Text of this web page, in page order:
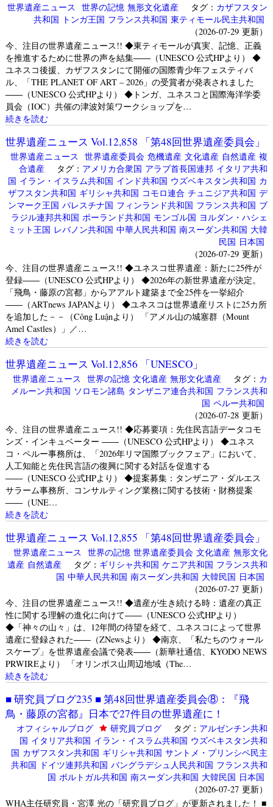
世界遺産ニュース 世界の記憶 無形文化遺産タグ： カザフスタン
共和国 トンガ王国 フランス共和国 東ティモール民主共和国
（2026-07-29 更新）
今、注目の世界遺産ニュース!! ◆東ティモールが真実、記憶、正義
を推進するために世界の声を結集――（UNESCO 公式HPより） ◆
ユネスコ後援、カザフスタンにて開催の国際青少年フェスティバ
ル、「THE PLANET OF ART – 2026」の受賞者が発表されました
――（UNESCO 公式HPより） ◆トンガ、ユネスコと国際海洋学委
員会（IOC）共催の津波対策ワークショップを…
続きを読む
世界遺産ニュース Vol.12,858 「第48回世界遺産委員会」
世界遺産ニュース 世界遺産委員会 危機遺産 文化遺産 自然遺産 複
合遺産タグ： アメリカ合衆国 アラブ首長国連邦 イタリア共和
国 イラン・イスラム共和国 インド共和国 ウズベキスタン共和国 カ
ザフスタン共和国 ギリシャ共和国 コモロ連合 チュニジア共和国 デ
ンマーク王国 パレスチナ国 フィンランド共和国 フランス共和国 ブ
ラジル連邦共和国 ポーランド共和国 モンゴル国 ヨルダン・ハシェ
ミット王国 レバノン共和国 中華人民共和国 南スーダン共和国 大韓
民国 日本国
（2026-07-29 更新）
今、注目の世界遺産ニュース!! ◆ユネスコ世界遺産：新たに25件が
登録――（UNESCO 公式HPより） ◆2026年の新世界遺産が決定。
「飛鳥・藤原の宮都」からアアルト建築まで全25件を一挙紹介
――（ARTnews JAPANより） ◆ユネスコは世界遺産リストに25カ所
を追加した－－（Công Luậnより） 「アメル山の城塞群（Mount
Amel Castles）」／…
続きを読む
世界遺産ニュース Vol.12,856 「UNESCO」
世界遺産ニュース 世界の記憶 文化遺産 無形文化遺産タグ： カ
メルーン共和国 ソロモン諸島 タンザニア連合共和国 フランス共和
国 ペルー共和国
（2026-07-28 更新）
今、注目の世界遺産ニュース!! ◆応募要項：先住民言語データコモ
ンズ・インキュベーター ――（UNESCO 公式HPより） ◆ユネス
コ・ペルー事務所は、「2026年リマ国際ブックフェア」において、
人工知能と先住民言語の復興に関する対話を促進する
――（UNESCO 公式HPより） ◆提案募集：タンザニア・ダルエス
サラーム事務所、コンサルティング業務に関する技術・財務提案
――（UNE…
続きを読む
世界遺産ニュース Vol.12,855 「第48回世界遺産委員会」
世界遺産ニュース 世界の記憶 世界遺産委員会 文化遺産 無形文化
遺産 自然遺産タグ： ギリシャ共和国 ケニア共和国 フランス共和
国 中華人民共和国 南スーダン共和国 大韓民国 日本国
（2026-07-27 更新）
今、注目の世界遺産ニュース!! ◆遺産が生き続ける時：遺産の真正
性に関する理解の進化に向けて――（UNESCO 公式HPより）
◆「神々の山々」は、12年間の待望を経て、ユネスコによって世界
遺産に登録された――（ZNewsより） ◆南京、「私たちのウォール
スケープ」を世界遺産会議で発表――（新華社通信、KYODO NEWS
PRWIREより） 「オリンポス山周辺地域（The…
続きを読む
■ 研究員ブログ235 ■ 第48回世界遺産委員会⑧：『飛
鳥・藤原の宮都』日本で27件目の世界遺産に！
オフィシャルブログ 研究員ブログタグ： アルゼンチン共和
国 イタリア共和国 イラン・イスラム共和国 ウズベキスタン共和
国 カザフスタン共和国 ギリシャ共和国 サントメ・プリンシペ民主
共和国 ドイツ連邦共和国 バングラデシュ人民共和国 フランス共和
国 ポルトガル共和国 南スーダン共和国 大韓民国 日本国
（2026-07-27 更新）
WHA主任研究員・宮澤 光の「研究員ブログ」が更新されました！ ■